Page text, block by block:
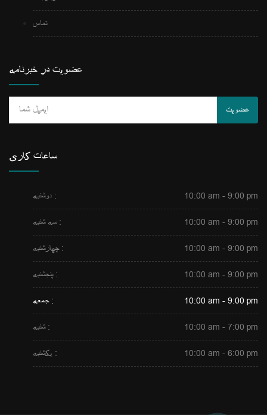
تماس
عضویت در خبرنامه
عضویت
ساعات کاری
دوشنبه : 10:00 am - 9:00 pm
سه شنبه : 10:00 am - 9:00 pm
چهارشنبه : 10:00 am - 9:00 pm
پنجشنبه : 10:00 am - 9:00 pm
جمعه : 10:00 am - 9:00 pm
شنبه : 10:00 am - 7:00 pm
یکشنبه : 10:00 am - 6:00 pm